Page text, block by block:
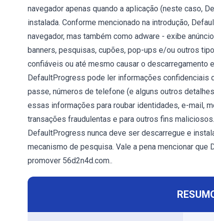
navegador apenas quando a aplicação (neste caso,
instalada. Conforme mencionado na introdução,
navegador, mas também como adware - exibe
banners, pesquisas, cupões, pop-ups e/ou outros
confiáveis ou até mesmo causar o descarregamento
DefaultProgress pode ler informações confidenciais
passe, números de telefone (e alguns outros
essas informações para roubar identidades, e-mail,
transações fraudulentas e para outros fins
DefaultProgress nunca deve ser descarregue e
mecanismo de pesquisa. Vale a pena mencionar
promover 56d2n4d.com..